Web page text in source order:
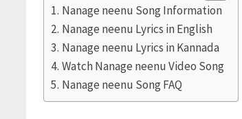
Nanage neenu Song Information
Nanage neenu Lyrics in English
Nanage neenu Lyrics in Kannada
Watch Nanage neenu Video Song
Nanage neenu Song FAQ